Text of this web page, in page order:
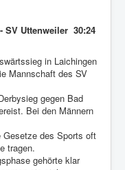
SV Uttenweiler 30:24
in Laichingen
Mannschaft des SV
gegen Bad
Bei den Männern
des Sports oft
tragen.
gehörte klar